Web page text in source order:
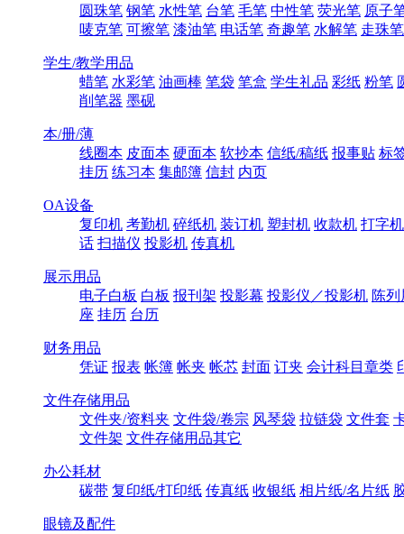
圆珠笔 钢笔 水性笔 台笔 毛笔 中性笔 荧光笔 原子
唛克笔 可擦笔 漆油笔 电话笔 奇趣笔 水解笔 走珠笔
学生/教学用品
蜡笔 水彩笔 油画棒 笔袋 笔盒 学生礼品 彩纸 粉笔
削笔器 墨砚
本/册/薄
线圈本 皮面本 硬面本 软抄本 信纸/稿纸 报事贴 标
挂历 练习本 集邮簿 信封 内页
OA设备
复印机 考勤机 碎纸机 装订机 塑封机 收款机 打字机
话 扫描仪 投影机 传真机
展示用品
电子白板 白板 报刊架 投影幕 投影仪／投影机 陈
座 挂历 台历
财务用品
凭证 报表 帐簿 帐夹 帐芯 封面 订夹 会计科目章类
文件存储用品
文件夹/资料夹 文件袋/卷宗 风琴袋 拉链袋 文件套
文件架 文件存储用品其它
办公耗材
碳带 复印纸/打印纸 传真纸 收银纸 相片纸/名片纸
眼镜及配件